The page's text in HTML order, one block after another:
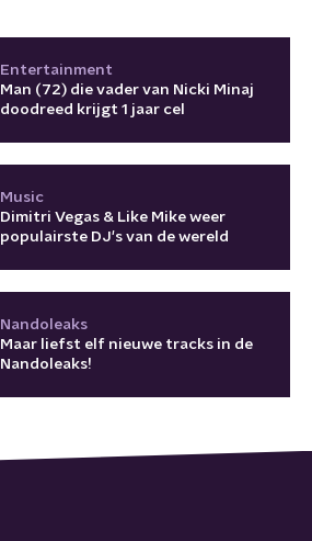
Entertainment
Man (72) die vader van Nicki Minaj
doodreed krijgt 1 jaar cel
Music
Dimitri Vegas & Like Mike weer
populairste DJ's van de wereld
Nandoleaks
Maar liefst elf nieuwe tracks in de
Nandoleaks!